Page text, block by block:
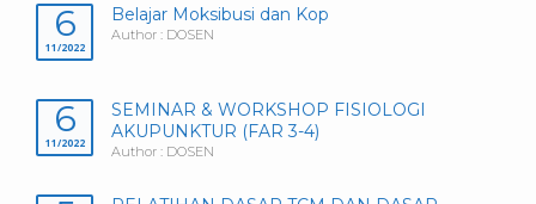
6
11/2022
Belajar Moksibusi dan Kop
Author : DOSEN
6
11/2022
SEMINAR & WORKSHOP FISIOLOGI
AKUPUNKTUR (FAR 3-4)
Author : DOSEN